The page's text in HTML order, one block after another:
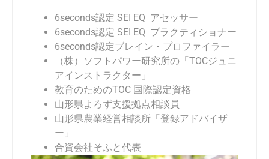
6seconds認定 SEI EQ アセッサー
6seconds認定 SEI EQ プラクティショナー
6seconds認定ブレイン・プロファイラー
（株）ソフトパワー研究所の「TOCジュニ
アインストラクター」
教育のためのTOC 国際認定資格
山形県よろず支援拠点相談員
山形県農業経営相談所「登録アドバイザ
ー」
合資会社そふと代表